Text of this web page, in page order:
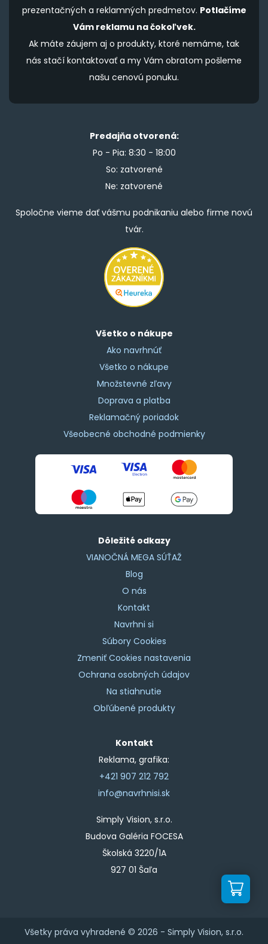
prezentačných a reklamných predmetov. Potlačíme
Vám reklamu na čokoľvek.
Ak máte záujem aj o produkty, ktoré nemáme, tak
nás stačí kontaktovať a my Vám obratom pošleme
našu cenovú ponuku.
Predajňa otvorená:
Po - Pia: 8:30 - 18:00
So: zatvorené
Ne: zatvorené
Spoločne vieme dať vášmu podnikaniu alebo firme novú
tvár.
Všetko o nákupe
Ako navrhnúť
Všetko o nákupe
Množstevné zľavy
Doprava a platba
Reklamačný poriadok
Všeobecné obchodné podmienky
Dôležité odkazy
VIANOČNÁ MEGA SÚŤAŽ
Blog
O nás
Kontakt
Navrhni si
Súbory Cookies
Zmeniť Cookies nastavenia
Ochrana osobných údajov
Na stiahnutie
Obľúbené produkty
Kontakt
Reklama, grafika:
+421 907 212 792
info@navrhnisi.sk
Simply Vision, s.r.o.
Budova Galéria FOCESA
Školská 3220/1A
927 01 Šaľa
Všetky práva vyhradené © 2026 - Simply Vision, s.r.o.